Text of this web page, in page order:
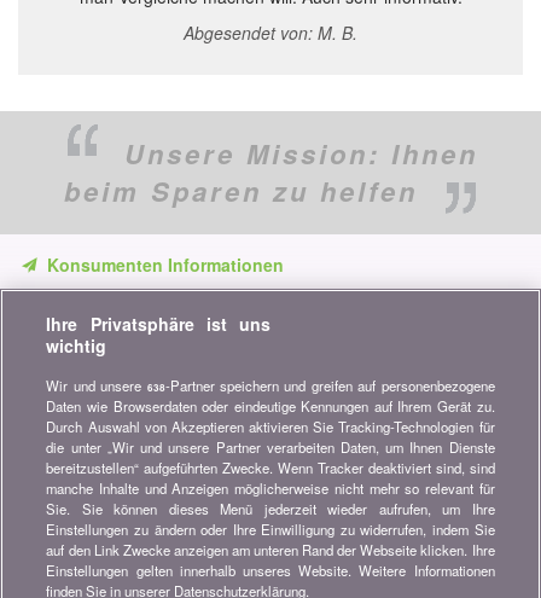
Abgesendet von: M. B.
Unsere Mission: Ihnen
beim Sparen zu helfen
Konsumenten Informationen
unsere Vergleiche, Ratschläge und Tipps in den Bereichen
Versicherung, Finanzen, Konsumgüter und vieles mehr...
Newsletter bestellen
Treten Sie unserer Community bei
Bleiben Sie auf dem neuesten Stand, finden Sie alle Ratschläge
und Tipps zum Sparen auf:
Ihre Privatsphäre ist uns
wichtig
Wir und unsere 638-Partner speichern und greifen auf personenbezogene
Daten wie Browserdaten oder eindeutige Kennungen auf Ihrem Gerät zu.
Durch Auswahl von Akzeptieren aktivieren Sie Tracking-Technologien für
die unter „Wir und unsere Partner verarbeiten Daten, um Ihnen Dienste
bereitzustellen“ aufgeführten Zwecke. Wenn Tracker deaktiviert sind, sind
manche Inhalte und Anzeigen möglicherweise nicht mehr so relevant für
Sie. Sie können dieses Menü jederzeit wieder aufrufen, um Ihre
Einstellungen zu ändern oder Ihre Einwilligung zu widerrufen, indem Sie
auf den Link Zwecke anzeigen am unteren Rand der Webseite klicken. Ihre
Einstellungen gelten innerhalb unseres Website. Weitere Informationen
finden Sie in unserer Datenschutzerklärung.